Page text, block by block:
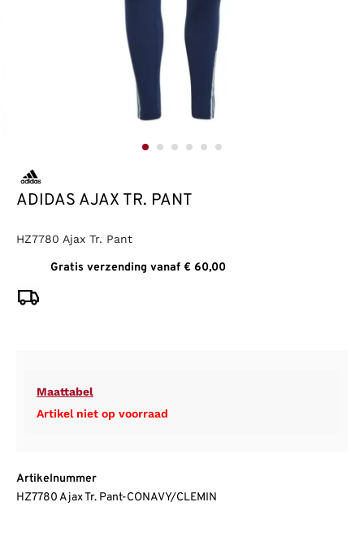
ADIDAS AJAX TR. PANT
HZ7780 Ajax Tr. Pant
Gratis verzending vanaf € 60,00
Maattabel
Artikel niet op voorraad
Artikelnummer
HZ7780 Ajax Tr. Pant-CONAVY/CLEMIN